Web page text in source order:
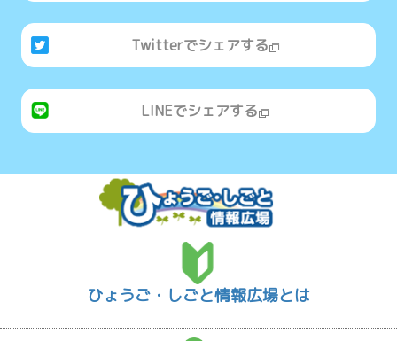
Twitterでシェアする
LINEでシェアする
ひょうご・しごと情報広場とは